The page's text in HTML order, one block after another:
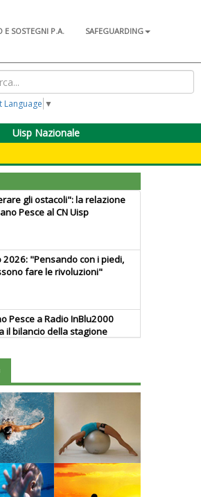
E SOSTEGNI P.A. SAFEGUARDING
Language ▼
Uisp Nazionale
gli ostacoli": la relazione
Pesce al CN Uisp
2026: "Pensando con i piedi,
fare le rivoluzioni"
Pesce a Radio InBlu2000
il bilancio della stagione
le nostre specificità"
Uisp rallenta ma
anche in estate